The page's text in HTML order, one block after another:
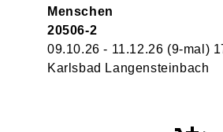
Menschen
20506-2
09.10.26 - 11.12.26 (9-mal)
Karlsbad Langensteinbach